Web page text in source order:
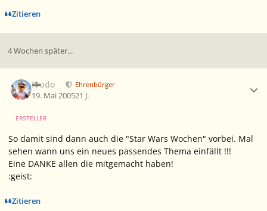
Zitieren
4 Wochen später...
Frodo Ehrenbürger
19. Mai 200521 J.
ERSTELLER
So damit sind dann auch die "Star Wars Wochen" vorbei. Mal
sehen wann uns ein neues passendes Thema einfällt !!!
Eine DANKE allen die mitgemacht haben!
:geist:
Zitieren